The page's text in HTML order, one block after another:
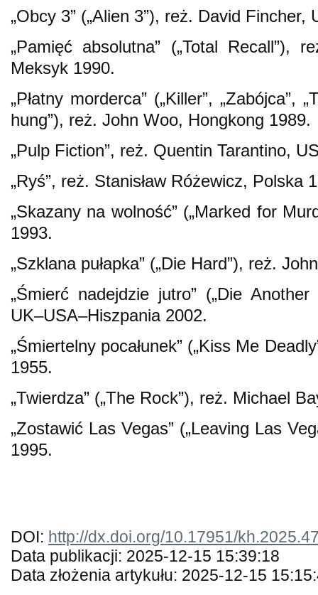
„Obcy 3” („Alien 3”), reż. David Fincher,
„Pamięć absolutna” („Total Recall”),
Meksyk 1990.
„Płatny morderca” („Killer”, „Zabójca”,
hung”), reż. John Woo, Hongkong 1989.
„Pulp Fiction”, reż. Quentin Tarantino,
„Ryś”, reż. Stanisław Różewicz, Polska
„Skazany na wolność” („Marked for
1993.
„Szklana pułapka” („Die Hard”), reż.
„Śmierć nadejdzie jutro” („Die
UK–USA–Hiszpania 2002.
„Śmiertelny pocałunek” („Kiss Me
1955.
„Twierdza” („The Rock”), reż. Michael
„Zostawić Las Vegas” („Leaving Las
1995.
DOI: http://dx.doi.org/10.17951/
Data publikacji: 2025-12-15 15:39:18
Data złożenia artykułu: 2025-12-15